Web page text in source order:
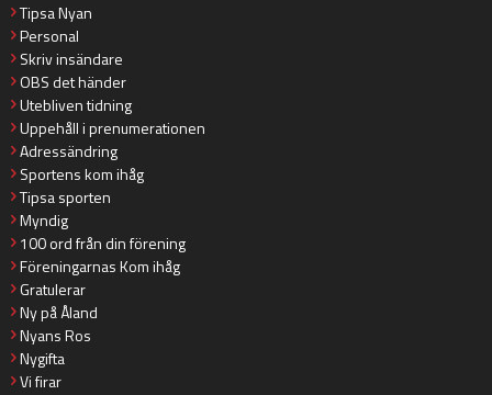
Tipsa Nyan
Personal
Skriv insändare
OBS det händer
Utebliven tidning
Uppehåll i prenumerationen
Adressändring
Sportens kom ihåg
Tipsa sporten
Myndig
100 ord från din förening
Föreningarnas Kom ihåg
Gratulerar
Ny på Åland
Nyans Ros
Nygifta
Vi firar